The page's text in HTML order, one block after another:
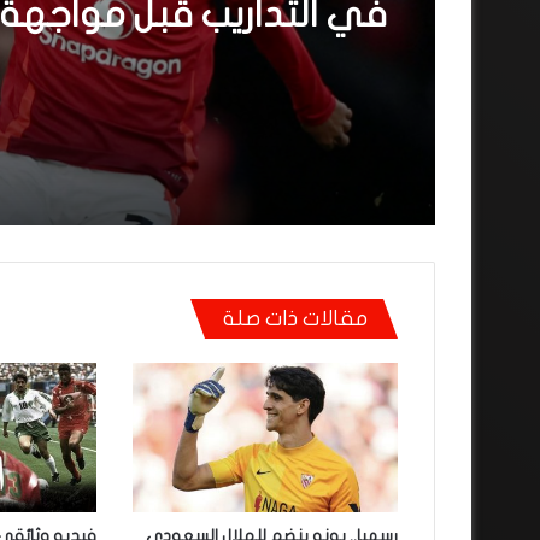
مانشستر يونايتد يستعيد
في التداريب قبل مواجهة
فيلا
واحتفاليته التي تتضمن
لوهبي
مقالات ذات صلة
رسميا.. بونو ينضم للهلال السعودي فيديو